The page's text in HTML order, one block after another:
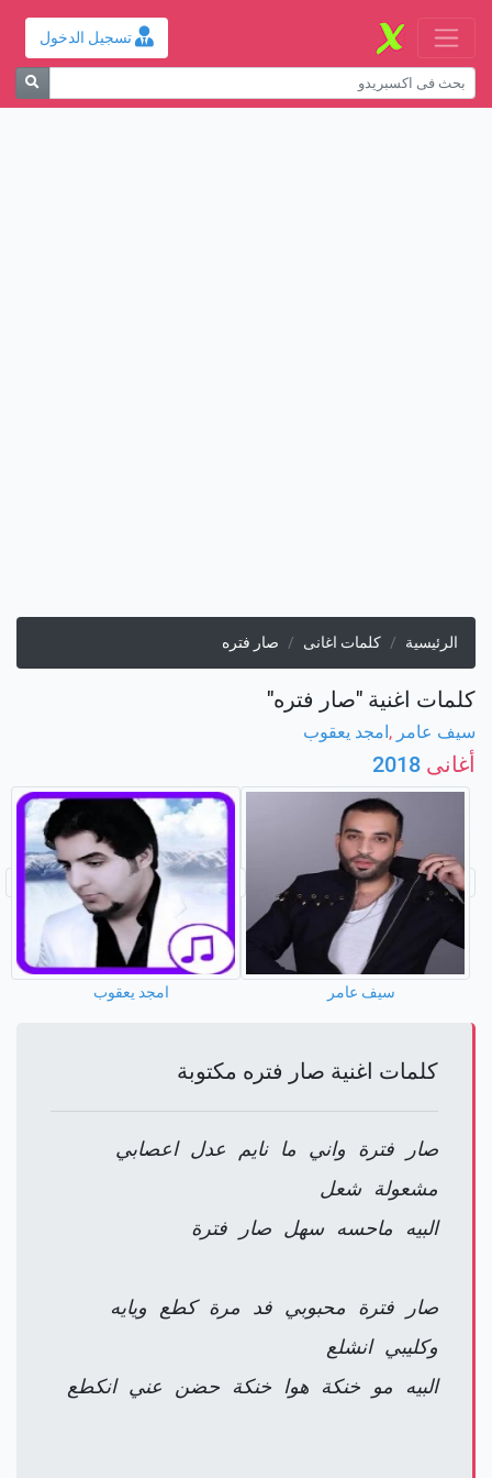
تسجيل الدخول
الرئيسية كلمات اغانى صار فتره
كلمات اغنية "صار فتره"
سيف عامر ,امجد يعقوب
أغانى
سيف عامر امجد يعقوب
كلمات اغنية صار فتره مكتوبة
صار فترة واني ما نايم عدل اعصابي
مشعولة شعل
البيه ماحسه سهل صار فترة
صار فترة محبوبي فد مرة كطع ويايه
وكليبي انشلع
البيه مو خنكة هوا خنكة حضن عني انكطع